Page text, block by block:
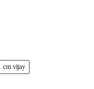
cm vijay